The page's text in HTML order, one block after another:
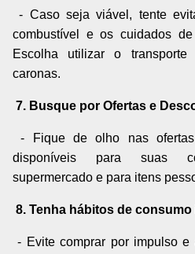
- Caso seja viável, tente
combustível e os cuidados
Escolha utilizar o transporte
caronas.
7. Busque por Ofertas e
- Fique de olho nas
disponíveis para suas
supermercado e para itens
8. Tenha hábitos de
- Evite comprar por impulso